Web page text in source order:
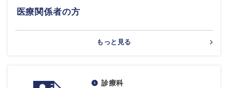
医療関係者の方
もっと見る
診療科